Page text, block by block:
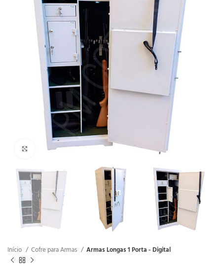
Clique para ampliar
Início Cofre para Armas Armas Longas 1 Porta - Digital